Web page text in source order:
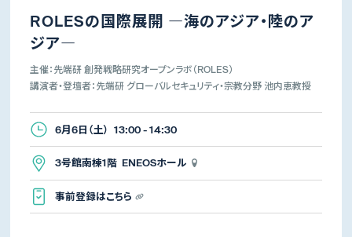
ROLESの国際展開 ―海のアジア・陸のア
ジア―
主催：先端研 創発戦略研究オープンラボ（ROLES）
講演者・登壇者：先端研 グローバルセキュリティ・宗教分野 池内恵教授
6月6日（土） 13:00 - 14:30
3号館南棟1階 ENEOSホール
事前登録はこちら